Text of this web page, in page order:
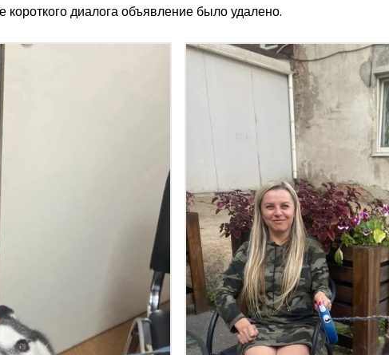
короткого диалога объявление было удалено.